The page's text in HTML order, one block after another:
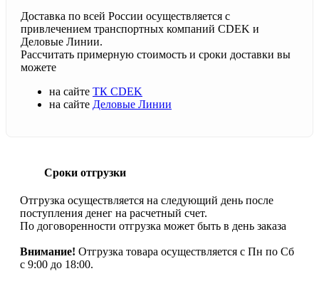
Доставка по всей России осуществляется с
привлечением транспортных компаний CDEK и
Деловые Линии.
Рассчитать примерную стоимость и сроки доставки вы
можете
на сайте ТК CDEK
на сайте Деловые Линии
Сроки отгрузки
Отгрузка осуществляется на следующий день после
поступления денег на расчетный счет.
По договоренности отгрузка может быть в день заказа
Внимание! Отгрузка товара осуществляется с Пн по Сб
с 9:00 до 18:00.